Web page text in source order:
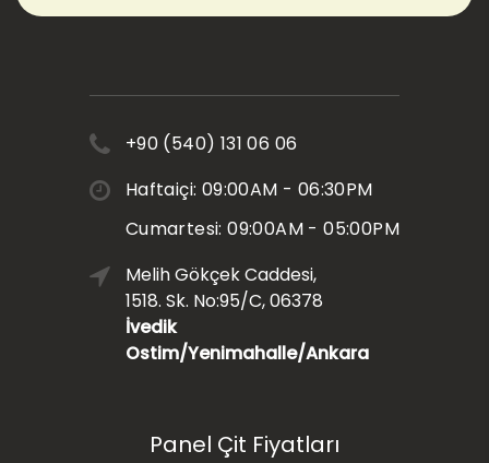
+90 (540) 131 06 06
Haftaiçi: 09:00AM - 06:30PM
Cumartesi: 09:00AM - 05:00PM
Melih Gökçek Caddesi,
1518. Sk. No:95/C, 06378
İvedik
Ostim/Yenimahalle/Ankara
Panel Çit Fiyatları